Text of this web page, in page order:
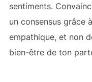
sentiments.
un consensus grâce
empathique, et non
bien-être de ton